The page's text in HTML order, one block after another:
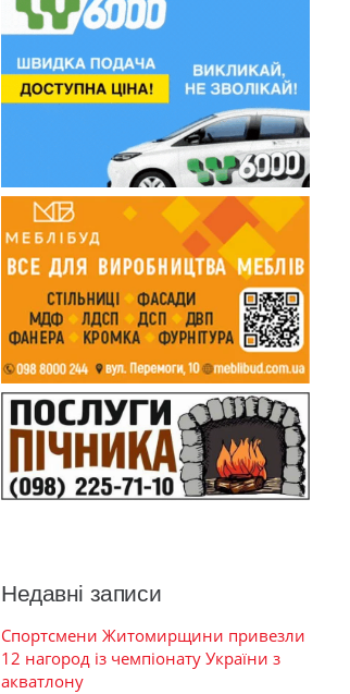
Недавні записи
Спортсмени Житомирщини привезли
12 нагород із чемпіонату України з
акватлону